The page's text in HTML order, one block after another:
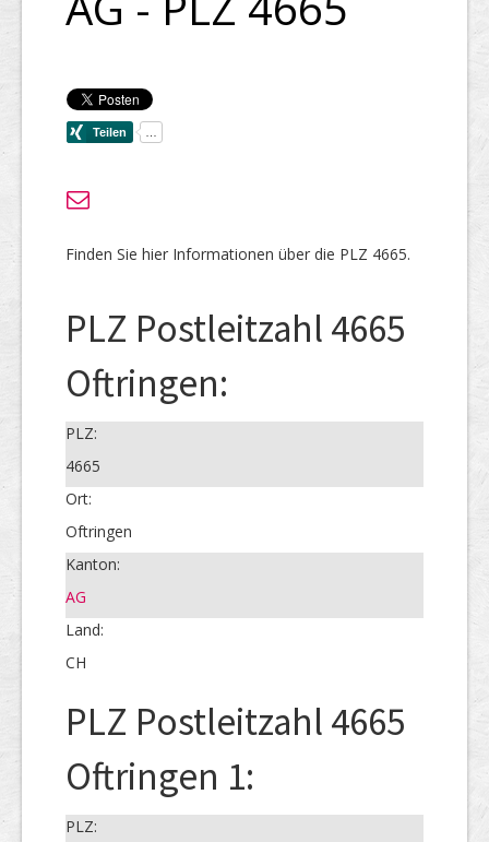
Finden Sie hier Informationen über die PLZ 4665.
PLZ Postleitzahl 4665
Oftringen:
PLZ:
4665
Ort:
Oftringen
Kanton:
AG
Land:
CH
PLZ Postleitzahl 4665
Oftringen 1:
PLZ: